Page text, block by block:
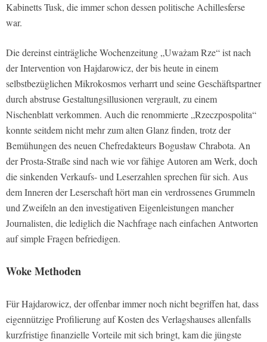
Kabinetts Tusk, die immer schon dessen politische Achillesferse
war.
Die dereinst einträgliche Wochenzeitung „Uważam Rze“ ist nach
der Intervention von Hajdarowicz, der bis heute in einem
selbstbezüglichen Mikrokosmos verharrt und seine Geschäftspartner
durch abstruse Gestaltungsillusionen vergrault, zu einem
Nischenblatt verkommen. Auch die renommierte „Rzeczpospolita“
konnte seitdem nicht mehr zum alten Glanz finden, trotz der
Bemühungen des neuen Chefredakteurs Bogusław Chrabota. An
der Prosta-Straße sind nach wie vor fähige Autoren am Werk, doch
die sinkenden Verkaufs- und Leserzahlen sprechen für sich. Aus
dem Inneren der Leserschaft hört man ein verdrossenes Grummeln
und Zweifeln an den investigativen Eigenleistungen mancher
Journalisten, die lediglich die Nachfrage nach einfachen Antworten
auf simple Fragen befriedigen.
Woke Methoden
Für Hajdarowicz, der offenbar immer noch nicht begriffen hat, dass
eigennützige Profilierung auf Kosten des Verlagshauses allenfalls
kurzfristige finanzielle Vorteile mit sich bringt, kam die jüngste